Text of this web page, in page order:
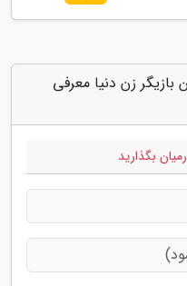
بازیگر زن دنیا معرفی
بگذارید